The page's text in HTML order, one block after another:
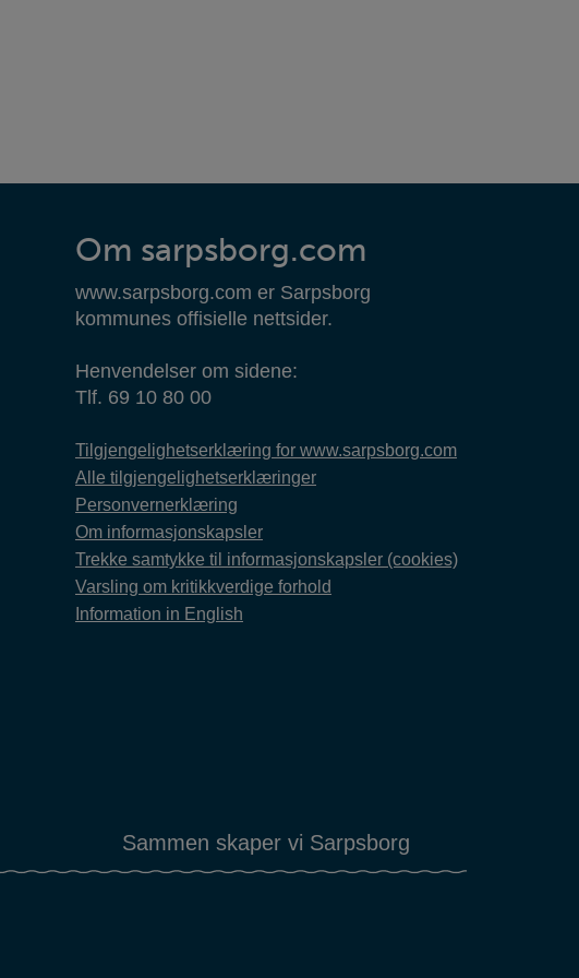
Om sarpsborg.com
www.sarpsborg.com er Sarpsborg
kommunes offisielle nettsider.
Henvendelser om sidene:
Tlf. 69 10 80 00
Tilgjengelighetserklæring for www.sarpsborg.com
Alle tilgjengelighetserklæringer
Personvernerklæring
Om informasjonskapsler
Trekke samtykke til informasjonskapsler (cookies)
Varsling om kritikkverdige forhold
Information in English
Sammen skaper vi Sarpsborg